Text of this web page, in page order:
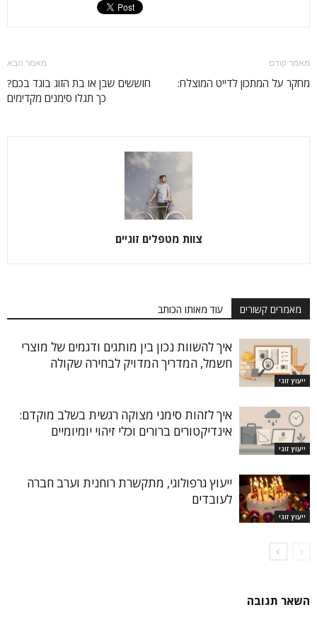
מאמר קודם
מחקר על המתכון לדייט המוצלח:
מאמר הבא
חוששים שבן או בת הזוג בוגד בכם?
כך תגלו סימנים מקדימים
צוות מטפלים זוגיים
מאמרים קשורים עוד מאותו הכותב
ייעוץ זוגי
איך להשוות נכון בין מותגים ודגמים של מוצרי
חשמל, המדריך המדויק לבחירה שקולה
ייעוץ זוגי
איך לזהות סימני מצוקה רגשית בשלב מוקדם:
אינדיקטורים ברורים וכלי זיהוי יומיומיים
ייעוץ זוגי
ייעוץ גרפולוגי, מתקשרת רוחנית וערב חברה
לעובדים
השאר תגובה